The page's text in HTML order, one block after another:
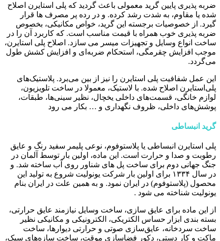
ضربه پذیری پایین گرید معمولی باعث گردید که پلی استایرن اصلاح
شده یا مقاوم، به شدت رشد کرده. و در رده پر مصرف ها قرار
گیرد. از خصوصیات برجسته این گرید، خواص مکانیکی، بخصوص
ضربه پذیری خوب همراه با قیمت مناسب است. که کاربرد آن را در
ساخت انواع وسایل و تجهیزات میسر می سازد. اصلاح پلی استایرن،
موجب افزایش چقرمگی، استحکام ضربه‌ای و افزایش کشش طول
می‌گردد.
این عمل شفافیت پلی استایرن را نیز از بین می‌برد. پلاستیک‌های
پلی‌استایرن اصلاح شده. با لاستیک، معمولا در ساخت تلویزیون،
لوازم خانگی، قسمت‌های داخلی یخچال، نظیر سینی‌ها، طبقات،
پوشش‌های داخلی، ظروف نگهداری و … بکار می رود
گرید انبساطی
پلی استایرن انبساطی یا پلاستوفوم، نوعی پلیمر سفید رنگ و عایق
رطوبت و صدا و حرارت است. این ماده، اولین بار توسط آلمان در
جنگ جهانی دوم برای ساخت پل های شناور روی آب ساخته شد. و
در سال ۱۳۳۴ برای اولین بار شرکت یونولیت شروع به تولید این
محصول (پلاستوفوم) در ایران نمود. و به همین علت در ایران بنام
یونولیت شناخته می شود .
از این ماده برای عایق سازی، ساخت وسایل نیازمند عایق حرارتی،
بسته بندی ابزار حساس الکتریکی، الکترونیکی و مکانیکی نظیر
ساخت سردخانه، عایق‌سازی صوتی و حرارتی دیوارها، ساخت
ماکت و کار دستی، دکور فضاسازی موقت، ساخت سازه‌های سبک،